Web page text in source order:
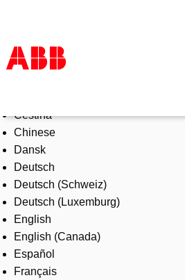
Products & Solutions
Industries
Services
About us
Where to buy
Contact us
Careers
Čeština
Chinese
Dansk
Deutsch
Deutsch (Schweiz)
Deutsch (Luxemburg)
English
English (Canada)
Español
Français